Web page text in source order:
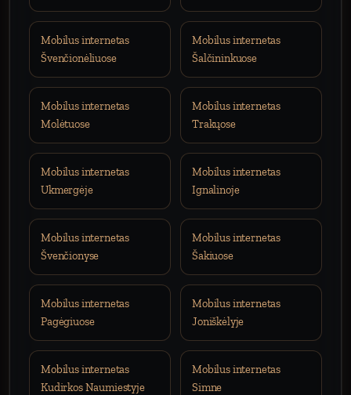
Mobilus internetas
Švenčionėliuose
Mobilus internetas
Šalčininkuose
Mobilus internetas
Molėtuose
Mobilus internetas
Trakųose
Mobilus internetas
Ukmergėje
Mobilus internetas
Ignalinoje
Mobilus internetas
Švenčionyse
Mobilus internetas
Šakiuose
Mobilus internetas
Pagėgiuose
Mobilus internetas
Joniškėlyje
Mobilus internetas
Kudirkos Naumiestyje
Mobilus internetas
Simne